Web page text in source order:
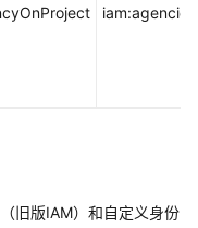
旧版IAM）和自定义身份